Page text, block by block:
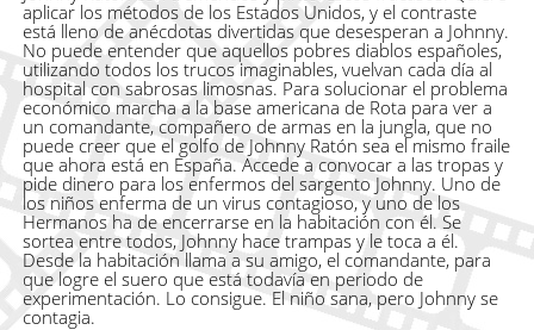
aplicar los métodos de los Estados Unidos, y el contraste
está lleno de anécdotas divertidas que desesperan a Johnny.
No puede entender que aquellos pobres diablos españoles,
utilizando todos los trucos imaginables, vuelvan cada día al
hospital con sabrosas limosnas. Para solucionar el problema
económico marcha a la base americana de Rota para ver a
un comandante, compañero de armas en la jungla, que no
puede creer que el golfo de Johnny Ratón sea el mismo fraile
que ahora está en España. Accede a convocar a las tropas y
pide dinero para los enfermos del sargento Johnny. Uno de
los niños enferma de un virus contagioso, y uno de los
Hermanos ha de encerrarse en la habitación con él. Se
sortea entre todos, Johnny hace trampas y le toca a él.
Desde la habitación llama a su amigo, el comandante, para
que logre el suero que está todavía en periodo de
experimentación. Lo consigue. El niño sana, pero Johnny se
contagia.